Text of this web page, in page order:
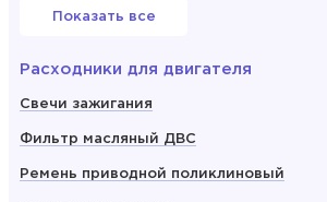
Показать все
Расходники для двигателя
Свечи зажигания
Фильтр масляный ДВС
Ремень приводной поликлиновый